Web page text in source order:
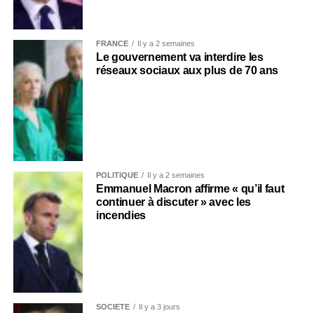
FRANCE Il y a 2 semaines
Le gouvernement va interdire les
réseaux sociaux aux plus de 70 ans
POLITIQUE Il y a 2 semaines
Emmanuel Macron affirme « qu’il faut
continuer à discuter » avec les
incendies
SOCIÉTÉ Il y a 3 jours